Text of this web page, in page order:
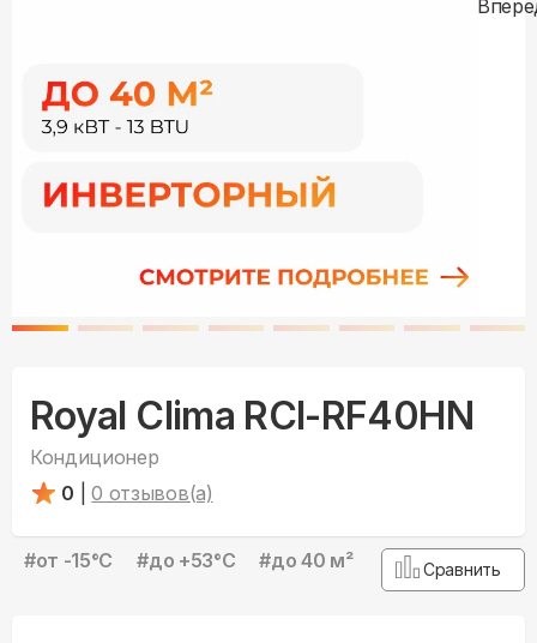
Royal Clima RCI-RF40HN
Кондиционер
0
0 отзывов(а)
#от -15°С #до +53°С #до 40 м² Сравнить